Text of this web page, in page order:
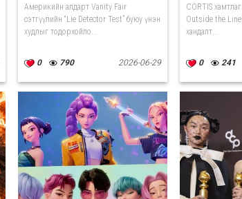
Америкийн алдарт Vanity Fair
сэтгүүлийн “Lie Detector Test” буюу үнэн
худлыг тодорхойло...
0 790 2026-06-29
CORTIS
Outside the
хандалт...
0 241